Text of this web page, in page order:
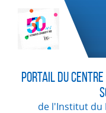
Portail du Centre
de l'Institut du